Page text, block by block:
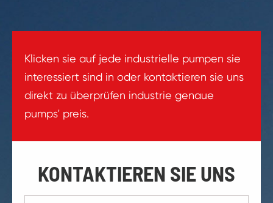
Klicken sie auf jede industrielle pumpen sie
interessiert sind in oder kontaktieren sie uns
direkt zu überprüfen industrie genaue
pumps' preis.
KONTAKTIEREN SIE UNS